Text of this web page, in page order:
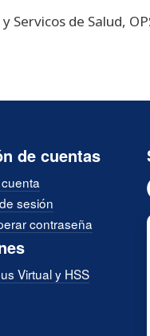
Servicos de Salud,
de cuentas
sesión
contraseña
Virtual y HSS